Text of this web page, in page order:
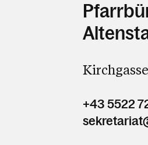
+43 5522